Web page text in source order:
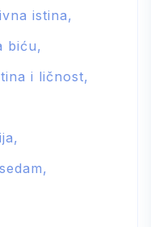
istina
biću
i ličnost